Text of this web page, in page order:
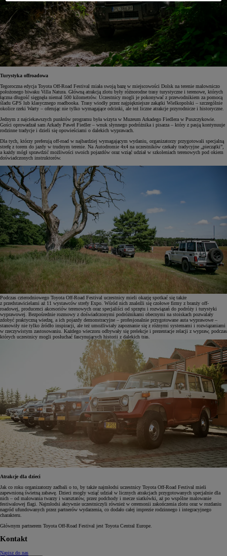
Turystyka offroadowa
Tegoroczna edycja Toyota Off-Road Festival miała swoją bazę w miejscowości Dolsk na terenie malowniczo
położonego biwaku Villa Natura. Główną atrakcją zlotu były różnorodne trasy turystyczne i terenowe, których
łączna długość sięgnęła niemal 500 kilometrów. Uczestnicy mogli je pokonywać z przewodnikiem za pomocą
śladu GPS lub klasycznego roadbooka. Trasy wiodły przez najpiękniejsze zakątki Wielkopolski – szczególnie
okolice rzeki Warty – oferując nie tylko wymagające odcinki, ale też liczne atrakcje przyrodnicze i historyczne.
Jednym z najciekawszych punktów programu była wizyta w Muzeum Arkadego Fiedlera w Puszczykowie.
Gości oprowadzał sam Arkady Paweł Fiedler – wnuk słynnego podróżnika i pisarza – który z pasją kontynuuje
rodzinne tradycje i dzieli się opowieściami o dalekich wyprawach.
Dla tych, którzy preferują off-road w najbardziej wymagającym wydaniu, organizatorzy przygotowali specjalną
strefę z torem do jazdy w trudnym terenie. Na Autodromie 4x4 na uczestników czekały tradycyjne „pieczątki”,
a każdy mógł sprawdzić możliwości swoich pojazdów oraz wziąć udział w szkoleniach terenowych pod okiem
doświadczonych instruktorów.
Podczas czterodniowego Toyota Off-Road Festival uczestnicy mieli okazję spotkać się także
z przedstawicielami aż 11 wystawców strefy Expo. Wśród nich znaleźli się czołowe firmy z branży off-
roadowej, producenci akcesoriów terenowych oraz specjaliści od sprzętu i rozwiązań do podróży i turystyki
wyprawowej. Bezpośrednie rozmowy z doświadczonymi podróżnikami obecnymi na stoiskach pozwalały
zdobyć praktyczną wiedzę, a ich pojazdy demonstracyjne – profesjonalnie przygotowane auta wyprawowe –
stanowiły nie tylko źródło inspiracji, ale też umożliwiały zapoznanie się z różnymi systemami i rozwiązaniami
w rzeczywistym zastosowaniu. Każdego wieczoru odbywały się prelekcje i prezentacje relacji z wypraw, podczas
których uczestnicy mogli posłuchać fascynujących historii z dalekich tras.
Atrakcje dla dzieci
Jak co roku organizatorzy zadbali o to, by także najmłodsi uczestnicy Toyota Off-Road Festival mieli
zapewnioną świetną zabawę. Dzieci mogły wziąć udział w licznych atrakcjach przygotowanych specjalnie dla
nich – od malowania twarzy i warsztatów, przez podchody i mecze siatkówki, aż po wspólne malowanie
festiwalowej flagi. Najmłodsi aktywnie uczestniczyli również w ceremonii zakończenia zlotu oraz w rozdaniu
nagród ufundowanych przez partnerów wydarzenia, co dodało całej imprezie rodzinnego i integracyjnego
charakteru.
Głównym partnerem Toyota Off-Road Festival jest Toyota Central Europe.
Kontakt
Napisz do nas